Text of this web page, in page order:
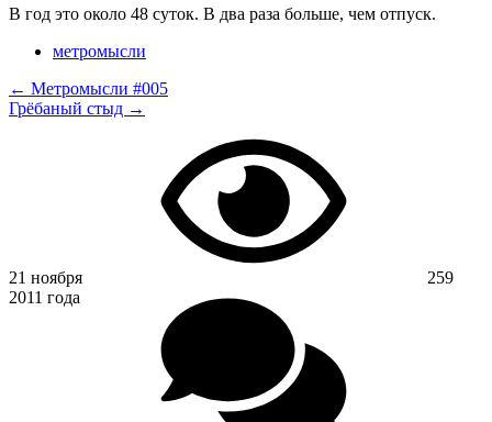
В год это около 48 суток. В два раза больше, чем отпуск.
метромысли
← Метромысли #005
Грёбаный стыд →
21 ноября
2011 года
259